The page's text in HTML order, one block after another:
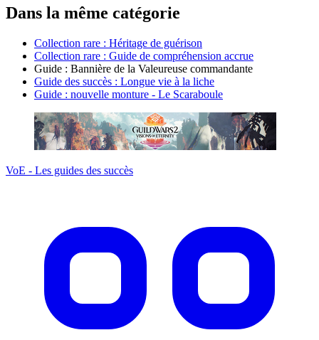
Dans la même catégorie
Collection rare : Héritage de guérison
Collection rare : Guide de compréhension accrue
Guide : Bannière de la Valeureuse commandante
Guide des succès : Longue vie à la liche
Guide : nouvelle monture - Le Scaraboule
VoE - Les guides des succès